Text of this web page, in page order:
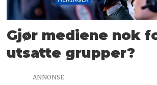
Gjør mediene nok
utsatte grupper?
ANNONSE